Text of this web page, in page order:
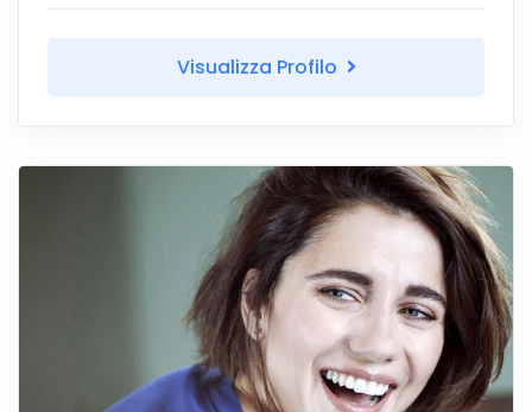
Visualizza Profilo